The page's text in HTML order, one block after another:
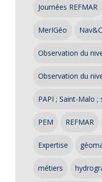
Journées REFMAR
MerIGéo
Observation du
Observation du
PAPI ; Saint-Malo
PEM REFMAR
Expertise
métiers